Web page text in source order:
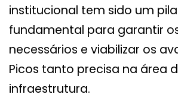
institucional tem sido um
fundamental para garantir
necessários e viabilizar os
Picos tanto precisa na área
infraestrutura.